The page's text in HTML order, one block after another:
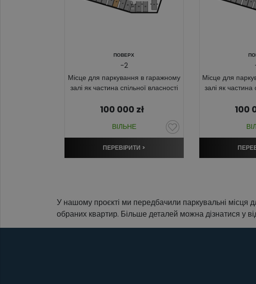
ПОВЕРХ
-2
Місце для паркування в гаражному
залі як частина спільної власності
100 000 zł
ВІЛЬНЕ
ПЕРЕВІРИТИ >
Місце для
залі як частина
100
У нашому проєкті ми передбачили паркувальні місця
обраних квартир. Більше деталей можна дізнатися у